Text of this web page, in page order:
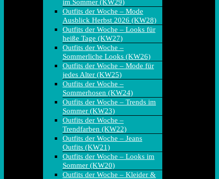
im Sommer (KW29)
Outfits der Woche – Mode
Ausblick Herbst 2026 (KW28)
Outfits der Woche – Looks für
heiße Tage (KW27)
Outfits der Woche –
Sommerliche Looks (KW26)
Outfits der Woche – Mode für
jedes Alter (KW25)
Outfits der Woche –
Sommerhosen (KW24)
Outfits der Woche – Trends im
Sommer (KW23)
Outfits der Woche –
Trendfarben (KW22)
Outfits der Woche – Jeans
Outfits (KW21)
Outfits der Woche – Looks im
Sommer (KW20)
Outfits der Woche – Kleider &